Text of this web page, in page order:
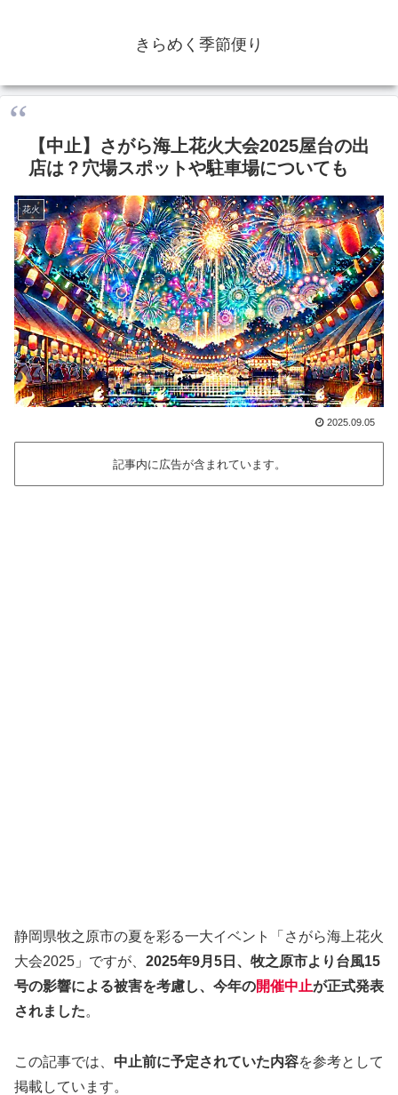
きらめく季節便り
【中止】さがら海上花火大会2025屋台の出
店は？穴場スポットや駐車場についても
花火
2025.09.05
記事内に広告が含まれています。
静岡県牧之原市の夏を彩る一大イベント「さがら海上花火
大会2025」ですが、 2025年9月5日、牧之原市より台風15
号の影響による被害を考慮し、今年の開催中止が正式発表
されました。
この記事では、 中止前に予定されていた内容を参考として
掲載しています。